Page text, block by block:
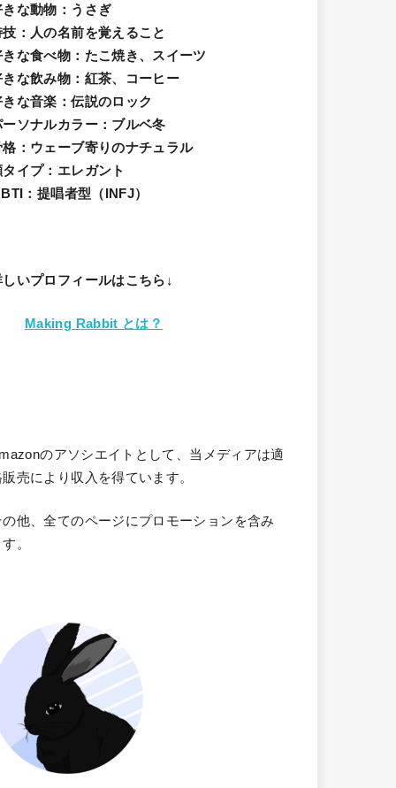
きな動物 ：うさぎ
技 ：人の名前を覚えること
きな食べ物 ：たこ焼き、スイーツ
きな飲み物：紅茶、コーヒー
きな音楽：伝説のロック
ーソナルカラー：ブルベ冬
格：ウェーブ寄りのナチュラル
タイプ：エレガン ト
：提唱者型（INFJ）
しいプロフィールはこちら↓
Making Rabbit とは？
のアソシエイトとして、当メディアは適
販売により収入を得ています。
の他、全てのページにプロモーションを含み
。